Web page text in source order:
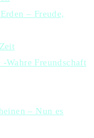
– Freude,
Wahre Freundschaft
– Nun es